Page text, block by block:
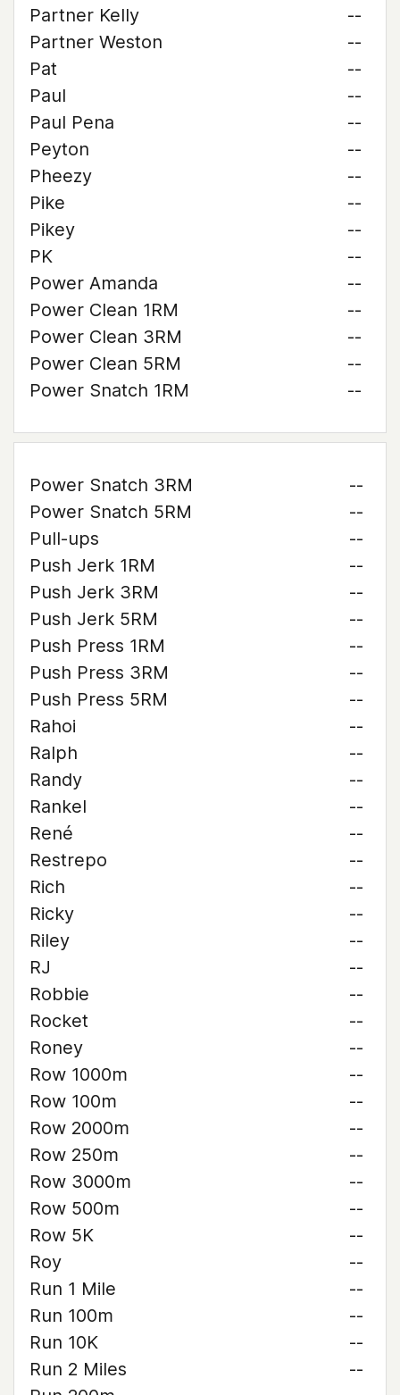
Partner Kelly
--
Partner Weston
--
Pat
--
Paul
--
Paul Pena
--
Peyton
--
Pheezy
--
Pike
--
Pikey
--
PK
--
Power Amanda
--
Power Clean 1RM
--
Power Clean 3RM
--
Power Clean 5RM
--
Power Snatch 1RM
--
Power Snatch 3RM
--
Power Snatch 5RM
--
Pull-ups
--
Push Jerk 1RM
--
Push Jerk 3RM
--
Push Jerk 5RM
--
Push Press 1RM
--
Push Press 3RM
--
Push Press 5RM
--
Rahoi
--
Ralph
--
Randy
--
Rankel
--
René
--
Restrepo
--
Rich
--
Ricky
--
Riley
--
RJ
--
Robbie
--
Rocket
--
Roney
--
Row 1000m
--
Row 100m
--
Row 2000m
--
Row 250m
--
Row 3000m
--
Row 500m
--
Row 5K
--
Roy
--
Run 1 Mile
--
Run 100m
--
Run 10K
--
Run 2 Miles
--